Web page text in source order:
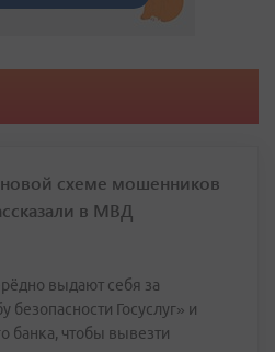
схеме мошенников
в МВД
выдают себя за
безопасности Госуслуг» и
банка, чтобы вывезти